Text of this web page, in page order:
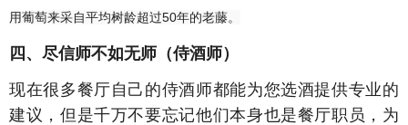
用葡萄来采自平均树龄超过50年的老藤。
四、尽信师不如无师（侍酒师）
现在很多餐厅自己的侍酒师都能为您选酒提供专业的
建议，但是千万不要忘记他们本身也是餐厅职员，为